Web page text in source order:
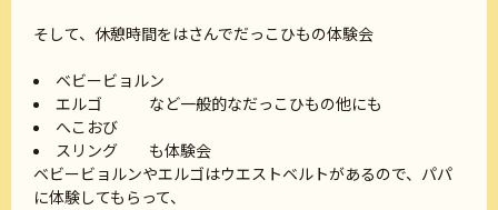
そして、休憩時間をはさんでだっこひもの体験会
ベビービョルン
エルゴ など一般的なだっこひもの他にも
へこおび
スリング も体験会
ベビービョルンやエルゴはウエストベルトがあるので、パパ
に体験してもらって、